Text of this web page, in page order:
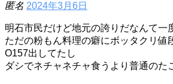
匿名 2024年3月6日
明石市民だけど地元の誇りだなんて一
ただの粉もん料理の癖にボッタクリ値
O157出してたし
ダシでネチャネチャ食うより普通のた